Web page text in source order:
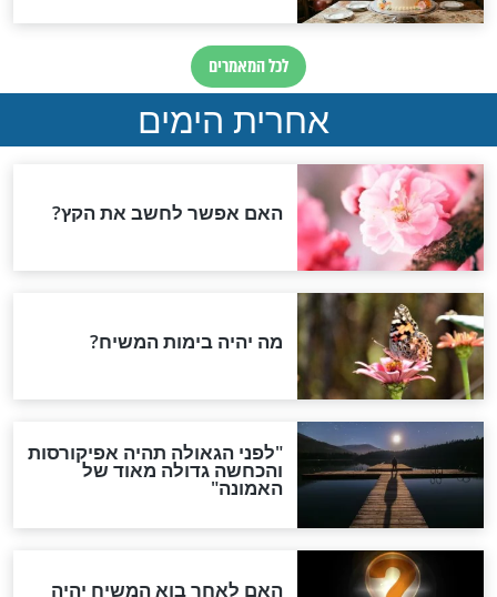
משתפת: "אחרי
המשמעות של
איך ננצח? אשת התקשורת
מציעה לרגע: "בואו נחזור רגע
לגן הילדים"
צופית גרנט
בפני מי?
בסיכון אך לא מוותרת על
הצום
חדשות יהדות